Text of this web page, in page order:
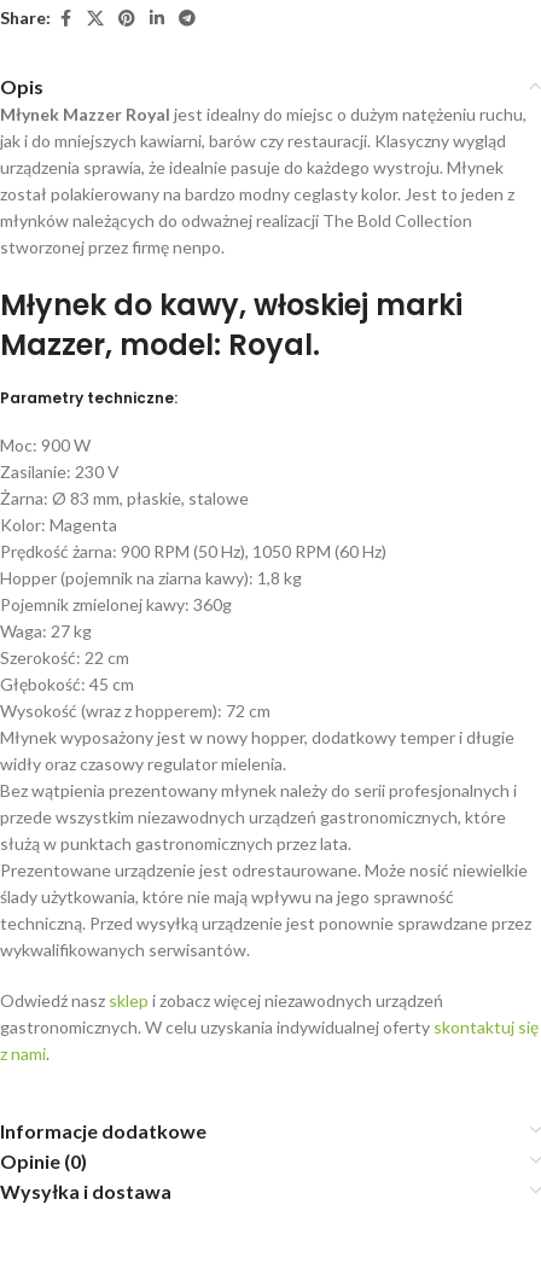
Share:
Opis
Młynek Mazzer Royal jest idealny do miejsc o dużym natężeniu ruchu,
jak i do mniejszych kawiarni, barów czy restauracji. Klasyczny wygląd
urządzenia sprawia, że idealnie pasuje do każdego wystroju. Młynek
został polakierowany na bardzo modny ceglasty kolor. Jest to jeden z
młynków należących do odważnej realizacji The Bold Collection
stworzonej przez firmę nenpo.
Młynek do kawy, włoskiej marki
Mazzer, model: Royal.
Parametry techniczne:
Moc: 900 W
Zasilanie: 230 V
Żarna: Ø 83 mm, płaskie, stalowe
Kolor: Magenta
Prędkość żarna: 900 RPM (50 Hz), 1050 RPM (60 Hz)
Hopper (pojemnik na ziarna kawy): 1,8 kg
Pojemnik zmielonej kawy: 360g
Waga: 27 kg
Szerokość: 22 cm
Głębokość: 45 cm
Wysokość (wraz z hopperem): 72 cm
Młynek wyposażony jest w nowy hopper, dodatkowy temper i długie
widły oraz czasowy regulator mielenia.
Bez wątpienia prezentowany młynek należy do serii profesjonalnych i
przede wszystkim niezawodnych urządzeń gastronomicznych, które
służą w punktach gastronomicznych przez lata.
Prezentowane urządzenie jest odrestaurowane. Może nosić niewielkie
ślady użytkowania, które nie mają wpływu na jego sprawność
techniczną. Przed wysyłką urządzenie jest ponownie sprawdzane przez
wykwalifikowanych serwisantów.
Odwiedź nasz sklep i zobacz więcej niezawodnych urządzeń
gastronomicznych. W celu uzyskania indywidualnej oferty skontaktuj się
z nami.
Informacje dodatkowe
Opinie (0)
Wysyłka i dostawa